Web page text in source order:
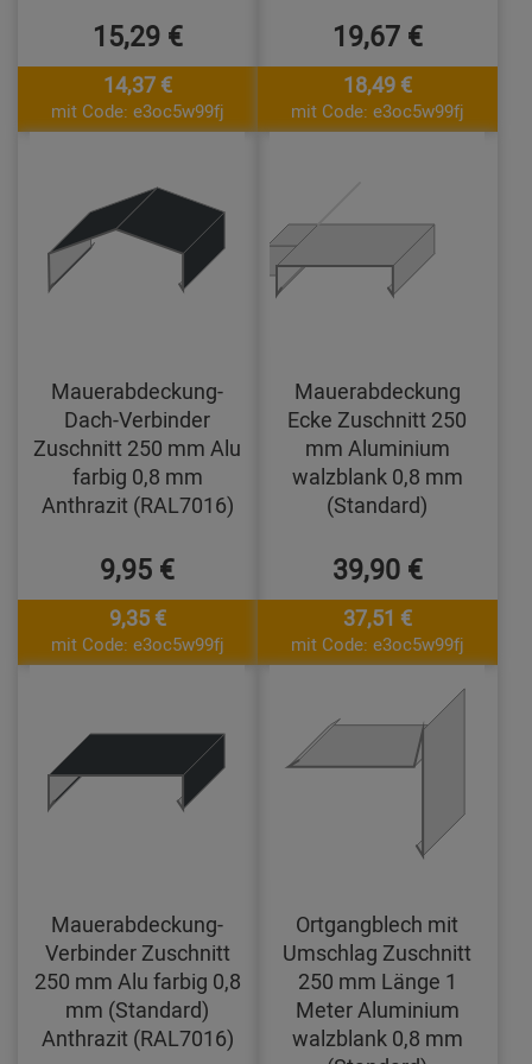
15,29 €
14,37 €
mit Code: e3oc5w99fj
19,67 €
18,49 €
mit Code: e3oc5w99fj
Mauerabdeckung-
Dach-Verbinder
Zuschnitt 250 mm Alu
farbig 0,8 mm
Anthrazit (RAL7016)
9,95 €
9,35 €
mit Code: e3oc5w99fj
Mauerabdeckung
Ecke Zuschnitt 250
mm Aluminium
walzblank 0,8 mm
(Standard)
39,90 €
37,51 €
mit Code: e3oc5w99fj
Mauerabdeckung-
Verbinder Zuschnitt
250 mm Alu farbig 0,8
mm (Standard)
Anthrazit (RAL7016)
Ortgangblech mit
Umschlag Zuschnitt
250 mm Länge 1
Meter Aluminium
walzblank 0,8 mm